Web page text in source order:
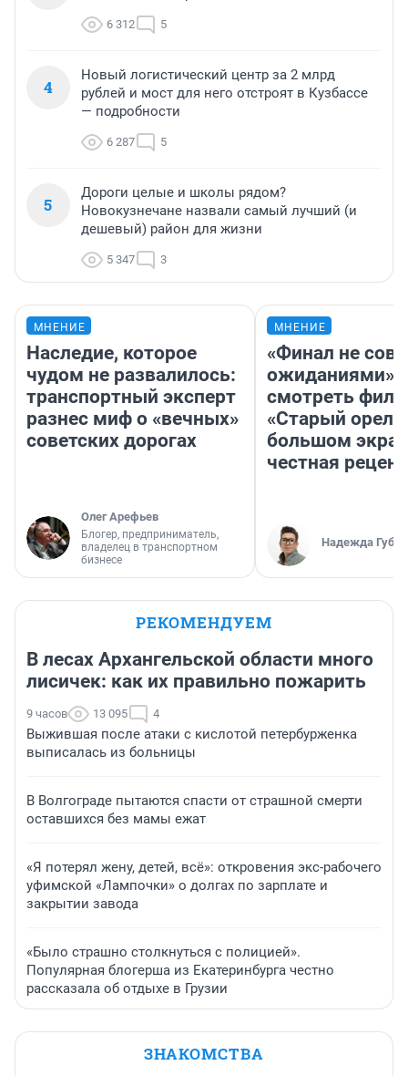
6 312 5
4
Новый логистический центр за 2 млрд
рублей и мост для него отстроят в Кузбассе
— подробности
6 287 5
5
Дороги целые и школы рядом?
Новокузнечане назвали самый лучший (и
дешевый) район для жизни
5 347 3
МНЕНИЕ
Наследие, которое
чудом не развалилось:
транспортный эксперт
разнес миф о «вечных»
советских дорогах
Олег Арефьев
Блогер, предприниматель,
владелец в транспортном
бизнесе
МНЕНИЕ
«Финал не
ожиданиями»:
смотреть
«Старый орел»
большом
честная
Надежда
РЕКОМЕНДУЕМ
В лесах Архангельской области много
лисичек: как их правильно пожарить
9 часов 13 095 4
Выжившая после атаки с кислотой петербурженка
выписалась из больницы
В Волгограде пытаются спасти от страшной смерти
оставшихся без мамы ежат
«Я потерял жену, детей, всё»: откровения экс-рабочего
уфимской «Лампочки» о долгах по зарплате и
закрытии завода
«Было страшно столкнуться с полицией».
Популярная блогерша из Екатеринбурга честно
рассказала об отдыхе в Грузии
ЗНАКОМСТВА